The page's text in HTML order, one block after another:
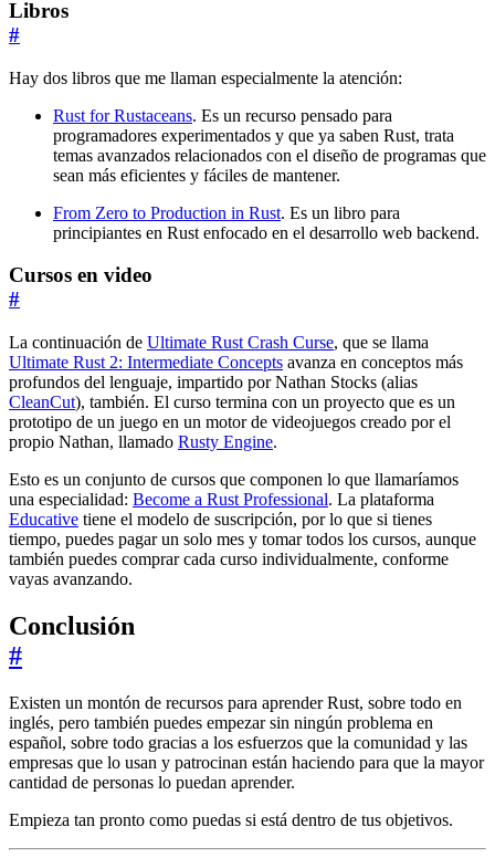
Libros
#
Hay dos libros que me llaman especialmente la atención:
Rust for Rustaceans. Es un recurso pensado para
programadores experimentados y que ya saben Rust, trata
temas avanzados relacionados con el diseño de programas que
sean más eficientes y fáciles de mantener.
From Zero to Production in Rust. Es un libro para
principiantes en Rust enfocado en el desarrollo web backend.
Cursos en video
#
La continuación de Ultimate Rust Crash Curse, que se llama
Ultimate Rust 2: Intermediate Concepts avanza en conceptos más
profundos del lenguaje, impartido por Nathan Stocks (alias
CleanCut), también. El curso termina con un proyecto que es un
prototipo de un juego en un motor de videojuegos creado por el
propio Nathan, llamado Rusty Engine.
Esto es un conjunto de cursos que componen lo que llamaríamos
una especialidad: Become a Rust Professional. La plataforma
Educative tiene el modelo de suscripción, por lo que si tienes
tiempo, puedes pagar un solo mes y tomar todos los cursos, aunque
también puedes comprar cada curso individualmente, conforme
vayas avanzando.
Conclusión
#
Existen un montón de recursos para aprender Rust, sobre todo en
inglés, pero también puedes empezar sin ningún problema en
español, sobre todo gracias a los esfuerzos que la comunidad y las
empresas que lo usan y patrocinan están haciendo para que la mayor
cantidad de personas lo puedan aprender.
Empieza tan pronto como puedas si está dentro de tus objetivos.